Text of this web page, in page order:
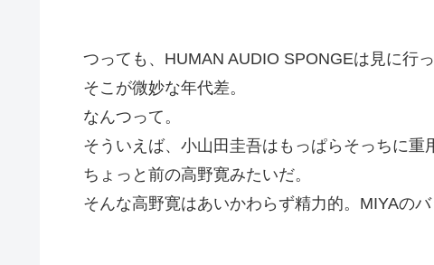
つっても、HUMAN AUDIO SPONGEは見に行っ
そこが微妙な年代差。
なんつって。
そういえば、小山田圭吾はもっぱらそっちに重
ちょっと前の高野寛みたいだ。
そんな高野寛はあいかわらず精力的。MIYAのバ